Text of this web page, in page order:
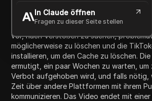
In Claude öffnen
Fragen zu dieser Seite stellen
unternehmen können, um zu überprüfen,
Gemeinschaftsrichtlinien verstoßen
ist, wenn sie dies nicht getan haben.
vor, nach Verstößen zu suchen,
möglicherweise zu löschen und die
installieren, um den Cache zu löschen.
ermutigt, ein paar Wochen zu warten, um
Verbot aufgehoben wird, und falls nötig,
Zeit über andere Plattformen mit ihrem
kommunizieren. Das Video endet mit